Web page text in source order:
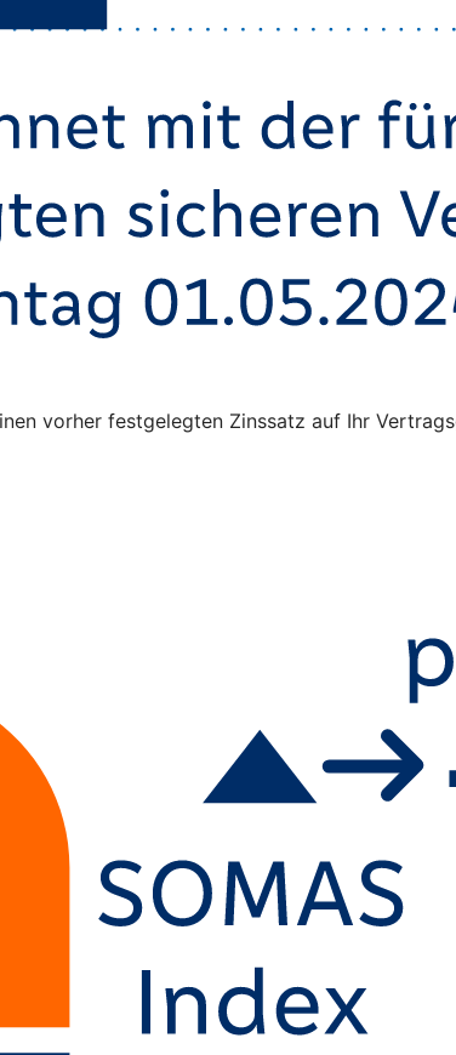
vorher festgelegten Zinssatz auf Ihr